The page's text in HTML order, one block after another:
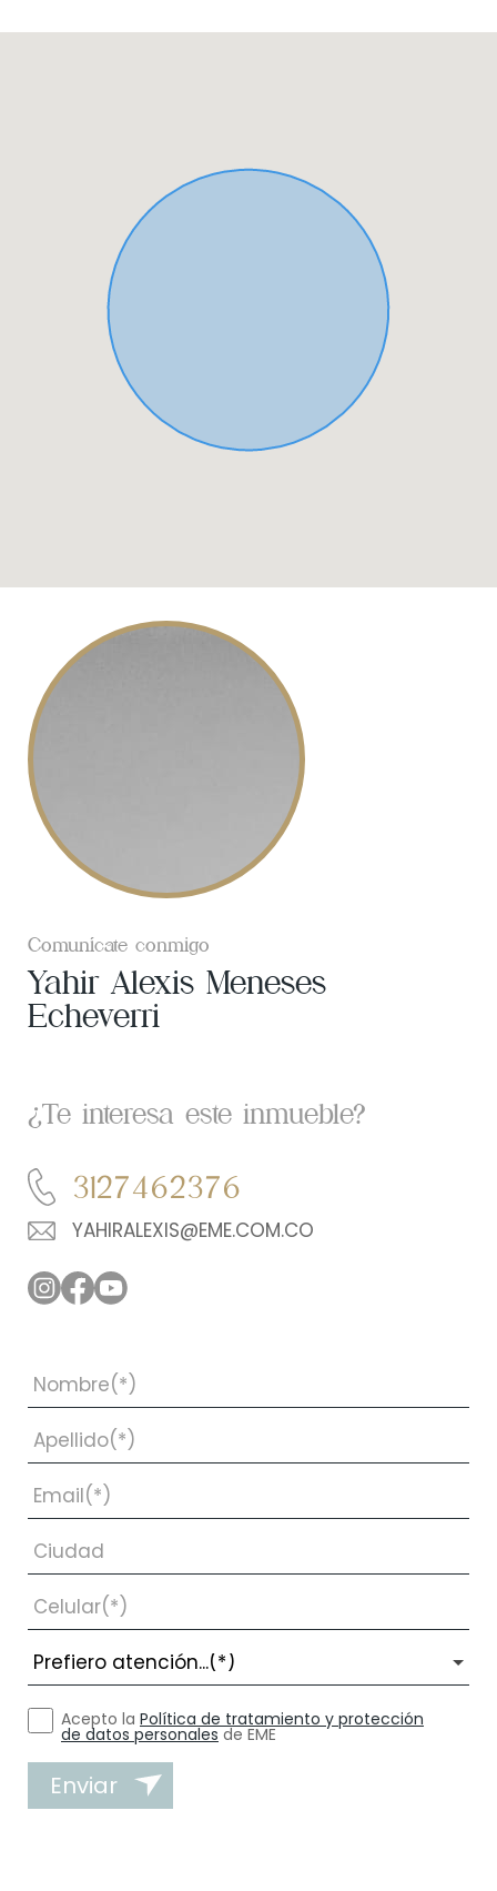
Comunícate conmigo
Yahir Alexis Meneses
Echeverri
¿Te interesa este inmueble?
3127462376
YAHIRALEXIS@EME.COM.CO
Acepto la Política de tratamiento y protección
de datos personalesde EME
Enviar